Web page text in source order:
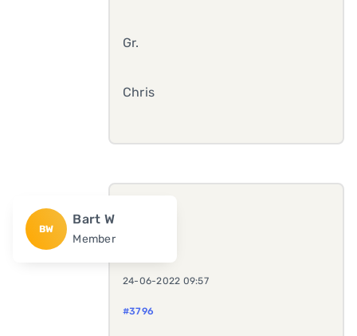
Gr.
Chris
BW
Bart W
Member
24-06-2022 09:57
#3796